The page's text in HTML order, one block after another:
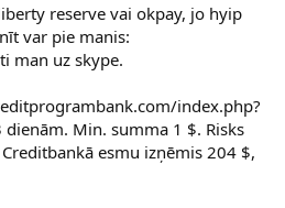
reserve vai okpay, jo hyip
var pie manis:
man uz skype.
index.php?
Min. summa 1 $. Risks
esmu izņēmis 204 $,